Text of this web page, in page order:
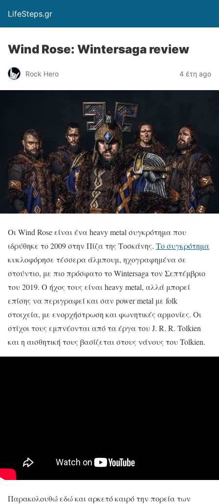
LifeSteps.gr
Wind Rose: Wintersaga review
Rock Hero 4 έτη ago
Οι Wind Rose είναι ένα heavy metal συγκρότημα που
ιδρύθηκε το 2009 στην Πίζα της Τοσκάνης. Το συγκρότημα
κυκλοφόρησε τέσσερα άλμπουμ, ηχογραφημένα σε
στούντιο, με πιο πρόσφατο το Wintersaga τον Σεπτέμβριο
του 2019. Ο ήχος τους είναι heavy metal, αλλά μπορεί
επίσης να περιγραφεί και σαν power metal με folk
στοιχεία, με ενορχήστρωση και φωνητικές αρμονίες. Οι
στίχοι τους εμπνέονται από τα έργα του J. R. R. Tolkien
και η αισθητική τους βασίζεται στους νάνους του Tolkien.
Παρακολουθώ εδώ και αρκετό καιρότην πορεία των